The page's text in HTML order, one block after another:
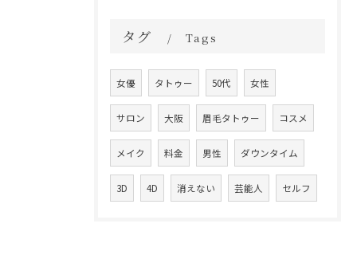
タグ Tags
女優 タトゥー 50代 女性
サロン 大阪 眉毛タトゥー コスメ
メイク 料金 男性 ダウンタイム
3D 4D 消えない 芸能人 セルフ